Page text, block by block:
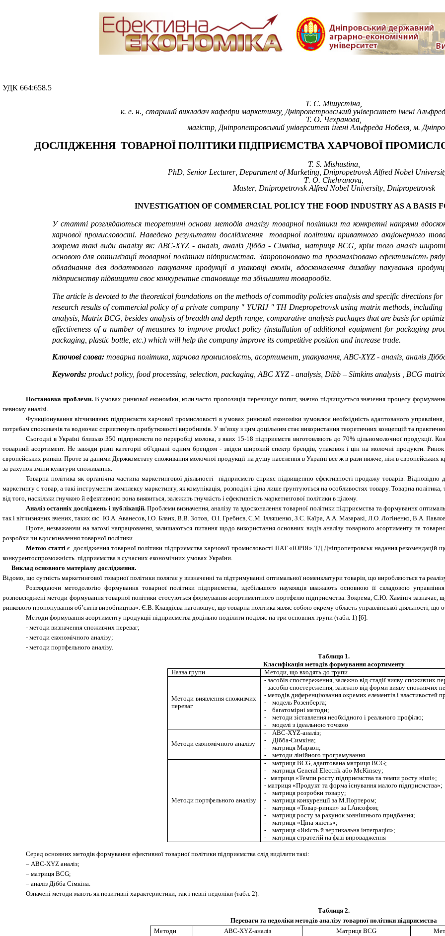
УДК 664:658.5
Т. С. Мішустіна,
к. е. н., старший викладач кафедри маркетингу, Дніпропетровський університет імені
Т. О. Чехранова,
магістр, Дніпропетровський університет імені Альфреда Нобеля, м.
ДОСЛІДЖЕННЯ ТОВАРНОЇ ПОЛІТИКИ ПІДПРИЄМСТВА ХАРЧОВОЇ
T. S. Mishustina,
PhD, Senior Lecturer, Department of Marketing, Dnipropetrovsk Alfred Nobel
T. О. Chehranova,
Master, Dnipropetrovsk Alfred Nobel University, Dnipropetrovsk
INVESTIGATION OF COMMERCIAL POLICY THE FOOD INDUSTRY AS A BASIS
У статті розглядаються теоретичні основи методів аналізу товарної політики та конкретні напрями
харчової промисловості. Наведено результати дослідження товарної політики приватного акціонерного
зокрема такі види аналізу як: АВС-ХYZ - аналіз, аналіз Дібба - Сімкіна, матриця BCG, крім того аналіз
основою для оптимізації товарної політики підприємства. Запропоновано та проаналізовано ефективність
обладнання для додаткового пакування продукції в упаковці еколін, вдосконалення дизайну пакування
підприємству підвищити своє конкурентне становище та збільшити товарообіг.
The article is devoted to the theoretical foundations on the methods of commodity policies analysis and specific directions
research results of commercial policy of a private company " YURIJ " TH Dnepropetrovsk using matrix methods,
analysis, Matrix BCG, besides analysis of breadth and depth range, comparative analysis packages that are basis for
effectiveness of a number of measures to improve product policy (installation of additional equipment for packaging
packaging, plastic bottle, etc.) which will help the company improve its competitive position and increase trade.
Ключові слова: товарна політика, харчова промисловість, асортимент, упакування, АВС-ХYZ - аналіз, аналіз
Keywords: product policy, food processing, selection, packaging, ABCXYZ - analysis, Dibb – Simkins analysis , BCG matrix
Постановка проблеми.В умовах ринкової економіки, коли часто пропозиція перевищує попит, значно підвищується значення процесу
певному аналізі.
Функціонування вітчизняних підприємств харчової промисловості в умовах ринкової економіки зумовлює необхідність адаптованого
потребам споживачів та водночас сприятимуть прибутковості виробників. У зв’язку з цим доцільним стає використання теоретичних концепцій та
Сьогодні в Україні близько 350 підприємств по переробці молока, з яких 15-18 підприємств виготовляють до 70% цільномолочної продукції.
товарний асортимент. Не завжди різні категорії об'єднані одним брендом - звідси широкий спектр брендів, упаковок і цін на молочні продукти.
європейських ринків. Проте за даними Держкомстату споживання молочної продукції на душу населення в Україні все ж в рази нижче, ніж в європейських
за рахунок зміни культури споживання.
Товарна політика як органічна частина маркетингової діяльності підприємств сприяє підвищенню ефективності продажу товарів.
маркетингу є товар, а такі інструменти комплексу маркетингу, як комунікація, розподіл і ціна лише ґрунтуються на особливостях товару. Товарна
від того, наскільки гнучкою й ефективною вона виявиться, залежить гнучкість і ефективність маркетингової політики в цілому.
Аналіз останніх досліджень і публікацій.Проблеми визначення, аналізу та вдосконалення товарної політики підприємства та формування
так і вітчизняних вчених, таких як: Ю.А. Аванесов, І.О. Бланк, В.В. Зотов, О.І. Гребнєв, С.М. Ілляшенко, З.С. Каїра, А.А. Мазаракі, Л.О. Логіненко, В.А.
Проте, незважаючи на вагомі напрацювання, залишаються питання щодо використання основних видів аналізу товарного асортименту та
розробки чи вдосконалення товарної політики.
Метою статтіє дослідження товарної політики підприємства харчової промисловості ПАТ «ЮРІЯ» ТД Дніпропетровськ надання рекомендацій
конкурентоспроможність підприємства в сучасних економічних умовах України.
Виклад основного матеріалу дослідження.
Відомо, що сутність маркетингової товарної політики полягає у визначенні та підтримуванні оптимальної номенклатури товарів, що виробляються та
Розглядаючи методологію формування товарної політики підприємства, здебільшого науковців вважають основною її складовою
розповсюджені методи формування товарної політики стосуються формування асортиментного портфелю підприємства. Зокрема, С.Ю. Хамініч
ринкового пропонування об’єктів виробництва». Є.В. Клавдієва наголошує, що товарна політика являє собою окрему область управлінської діяльності, що
Методи формування асортименту продукції підприємства доцільно поділити поділяє на три основних групи (табл. 1) [6]:
- методи визначення споживчих переваг;
- методи економічного аналізу;
- методи портфельного аналізу.
Таблиця 1.
Класифікація методів формування асортименту
Назва групи
Методи, що входять до групи
Методи виявлення споживчих
переваг
- засобів спостереження, залежно від стадії вияву споживчих
- засобів спостереження, залежно від форми вияву споживчих
- методів диференціювання окремих елементів і властивостей
- модель Розенберга;
- багатомірні методи;
- методи зіставлення необхідного і реального профілю;
- моделі з ідеальною точкою
Методи економічного аналізу
- АВС-XYZ-аналіз;
- Дібба-Симкіна;
- матриця Маркон;
- методи лінійного програмування
Методи портфельного аналізу
- матриця BCG, адаптована матриця BCG;
- матриця General Electrik або McKinsey;
- матриця «Темпи росту підприємства та темпи росту ніші»;
- матриця «Продукт та форма існування малого підприємства»;
- матриця розробки товару;
- матриця конкуренції за М.Портером;
- матриця «Товар-ринки» за І.Ансофом;
- матриця росту за рахунок зовнішнього придбання;
- матриця «Ціна-якість»;
- матриця «Якість й вертикальна інтеграція»;
- матриця стратегій на фазі впровадження
Серед основних методів формування ефективної товарної політики підприємства слід виділити такі:
–АВС-XYZ аналіз;
– матриця BCG;
–аналіз Дібба Сімкіна.
Означені методи мають як позитивні характеристики, так іпевнінедоліки (табл. 2).
Таблиця 2.
Переваги та недоліки методів аналізу товарної політики підприємства
Методи
АВС-XYZ-аналіз Матриця BCG